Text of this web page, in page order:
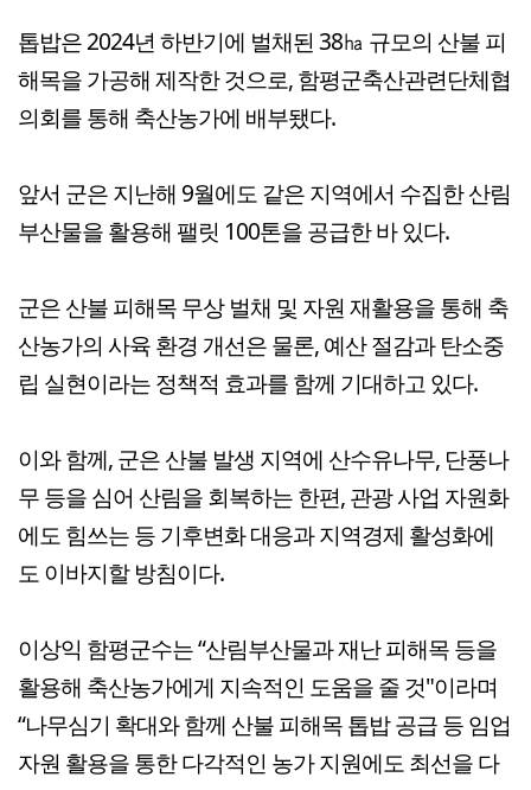
톱밥은 2024년 하반기에 벌채된 38㏊ 규모의 산불 피
해목을 가공해 제작한 것으로, 함평군축산관련단체협
의회를 통해 축산농가에 배부됐다.
앞서 군은 지난해 9월에도 같은 지역에서 수집한 산림
부산물을 활용해 팰릿 100톤을 공급한 바 있다.
군은 산불 피해목 무상 벌채 및 자원 재활용을 통해 축
산농가의 사육 환경 개선은 물론, 예산 절감과 탄소중
립 실현이라는 정책적 효과를 함께 기대하고 있다.
이와 함께, 군은 산불 발생 지역에 산수유나무, 단풍나
무 등을 심어 산림을 회복하는 한편, 관광 사업 자원화
에도 힘쓰는 등 기후변화 대응과 지역경제 활성화에
도 이바지할 방침이다.
이상익 함평군수는 “산림부산물과 재난 피해목 등을
활용해 축산농가에게 지속적인 도움을 줄 것"이라며
“나무심기 확대와 함께 산불 피해목 톱밥 공급 등 임업
자원 활용을 통한 다각적인 농가 지원에도 최선을 다